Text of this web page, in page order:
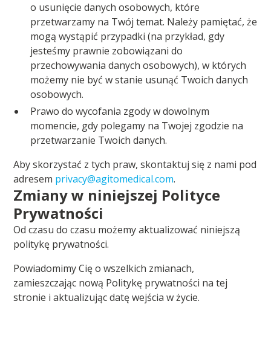
o usunięcie danych osobowych, które
przetwarzamy na Twój temat. Należy pamiętać, że
mogą wystąpić przypadki (na przykład, gdy
jesteśmy prawnie zobowiązani do
przechowywania danych osobowych), w których
możemy nie być w stanie usunąć Twoich danych
osobowych.
Prawo do wycofania zgody w dowolnym
momencie, gdy polegamy na Twojej zgodzie na
przetwarzanie Twoich danych.
Aby skorzystać z tych praw, skontaktuj się z nami pod
adresem privacy@agitomedical.com.
Zmiany w niniejszej Polityce
Prywatności
Od czasu do czasu możemy aktualizować niniejszą
politykę prywatności.
Powiadomimy Cię o wszelkich zmianach,
zamieszczając nową Politykę prywatności na tej
stronie i aktualizując datę wejścia w życie.